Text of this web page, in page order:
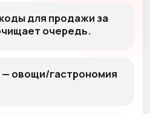
для продажи за
очередь.
овощи/гастрономия